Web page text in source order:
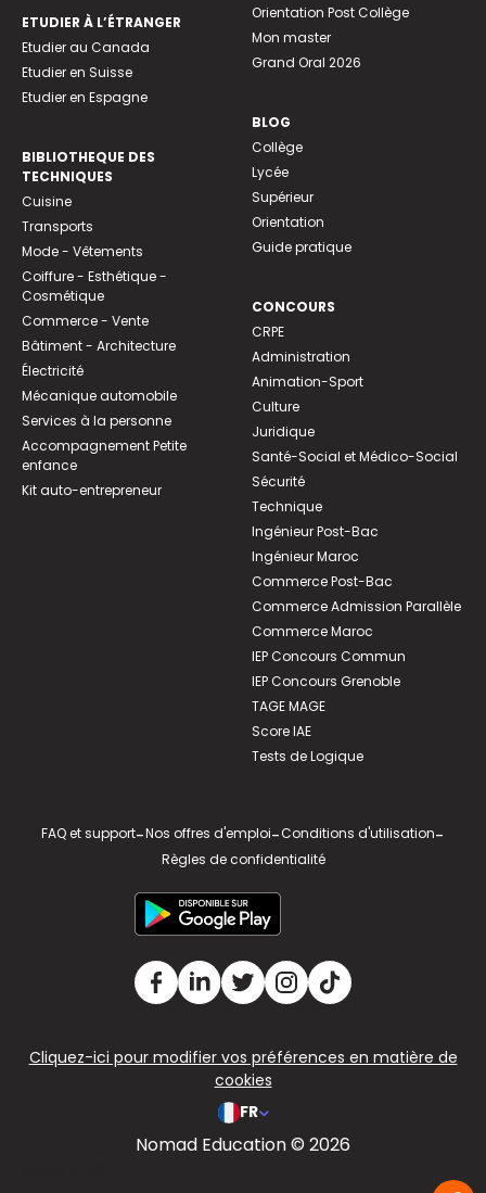
ETUDIER À L’ÉTRANGER
Etudier au Canada
Etudier en Suisse
Etudier en Espagne
BIBLIOTHEQUE DES
TECHNIQUES
Cuisine
Transports
Mode - Vêtements
Coiffure - Esthétique -
Cosmétique
Commerce - Vente
Bâtiment - Architecture
Électricité
Mécanique automobile
Services à la personne
Accompagnement Petite
enfance
Kit auto-entrepreneur
Orientation Post Collège
Mon master
Grand Oral 2026
BLOG
Collège
Lycée
Supérieur
Orientation
Guide pratique
CONCOURS
CRPE
Administration
Animation-Sport
Culture
Juridique
Santé-Social et Médico-Social
Sécurité
Technique
Ingénieur Post-Bac
Ingénieur Maroc
Commerce Post-Bac
Commerce Admission Parallèle
Commerce Maroc
IEP Concours Commun
IEP Concours Grenoble
TAGE MAGE
Score IAE
Tests de Logique
FAQ et support-Nos offres d'emploi-Conditions d'utilisation-
Règles de confidentialité
Cliquez-ici pour modifier vos préférences en matière de
cookies
FR
Nomad Education © 2026